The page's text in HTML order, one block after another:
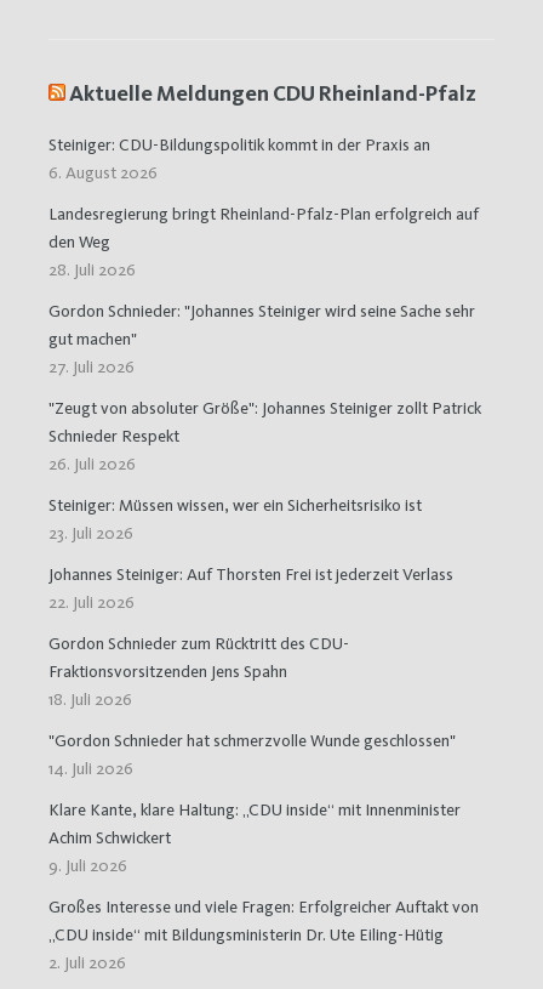
Aktuelle Meldungen CDU Rheinland-Pfalz
Steiniger: CDU-Bildungspolitik kommt in der Praxis an
6. August 2026
Landesregierung bringt Rheinland-Pfalz-Plan erfolgreich auf
den Weg
28. Juli 2026
Gordon Schnieder: "Johannes Steiniger wird seine Sache sehr
gut machen"
27. Juli 2026
"Zeugt von absoluter Größe": Johannes Steiniger zollt Patrick
Schnieder Respekt
26. Juli 2026
Steiniger: Müssen wissen, wer ein Sicherheitsrisiko ist
23. Juli 2026
Johannes Steiniger: Auf Thorsten Frei ist jederzeit Verlass
22. Juli 2026
Gordon Schnieder zum Rücktritt des CDU-
Fraktionsvorsitzenden Jens Spahn
18. Juli 2026
"Gordon Schnieder hat schmerzvolle Wunde geschlossen"
14. Juli 2026
Klare Kante, klare Haltung: „CDU inside“ mit Innenminister
Achim Schwickert
9. Juli 2026
Großes Interesse und viele Fragen: Erfolgreicher Auftakt von
„CDU inside“ mit Bildungsministerin Dr. Ute Eiling-Hütig
2. Juli 2026